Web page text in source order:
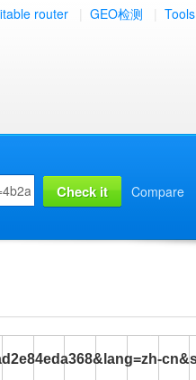
router GEO检测 Tools
Compare